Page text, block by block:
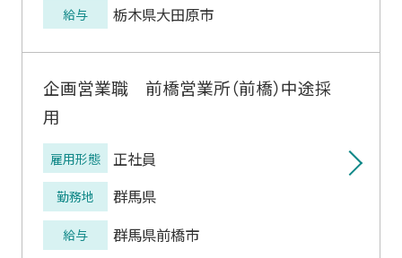
給与 栃木県大田原市
企画営業職 前橋営業所（前橋）中途採
用
雇用形態 正社員
勤務地 群馬県
給与 群馬県前橋市